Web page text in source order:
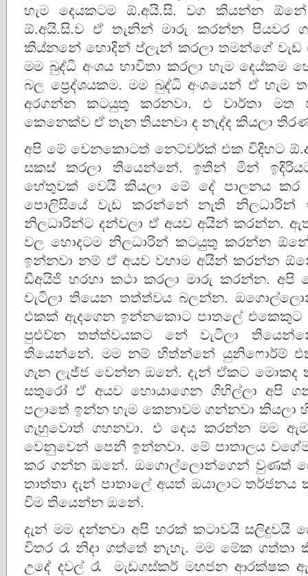
හැම දෙයකටම ඕ.අයි.සි. වග කියන්න
ඕ.අයි.සි.ව ඒ තැනින් මාරු කරන්න පියවර
කිය්නනේ හොදින් ප්ලැන් කරලා තමන්ගේ
මම බුද්ධි අංශය භාවිතා කරලා හැම දෙය්කම
බල ප්‍රෙද්ශයකම. මම බුද්ධි අංශයෙන් ඒ හැම
අරගන්න කටයුතු කරනවා. එ වාර්තා මත
කෙනෙක්ව ඒ තැන තියනවා ද නැද්ද කියලා
අපි මේ වෙනකොටත් නෙට්වර්ක් එක විදිහට
සකස් කරලා තියෙන්නේ. ඉතින් මින්
හේතුවක් වෙයි කියලා මේ දේ පාලනය
පොලිසියේ වැඩ කරන්නේ නැති
නිලධාරින්ට දන්වලා ඒ අයව අයින් කරන්න.
වල හොදටම නිලධාරින් කටයුතු කරන්න
ඉන්නවා නම් ඒ අයව වහාම අයින් කරන්න
ඩීඅයිජි හරහා කථා කරලා මාරු කරන්න. අපි
වැටිලා තියෙන තත්ත්වය බලන්න.
එකක් ඇදගෙන ඉන්නකොට පාතලේ
පුළුව්න තත්ත්වයකට නේ වැටිලා
තියෙන්නේ. මම නම් හිත්න්නේ යුනිෆොර්ම්
ගැන ලැජ්ජ වෙන්න ඔනේ. දැන් ඒකට
සතුරෝ ඒ අයව හොයාගෙන ගිහිල්ලා අපි
පලාතේ ඉන්න හැම කෙනාවම ගන්නවා
ගැහුවොත් ගහනවා. එ දෙය කරන්න මම
වෙනුවෙන් පෙනි ඉන්නවා. මේ පාතාලය
කර ගන්න ඔනේ. ඔගොල්ලොන්ගෙන් වුණත්
තාත්තා දැන් පාතාලේ අයත් ඔයාලාට
විම තියෙන්න ඔනේ.
දැන් මම දන්නවා අපි හරක් කටාවයි සලිදුවයි
විතර රෑ නිදා ගත්තේ නැහැ. මම මේක ගත්තා
උදේ දවල් රෑ මැඩගස්කර් මහජන